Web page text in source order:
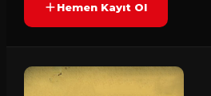
Hemen Kayıt Ol